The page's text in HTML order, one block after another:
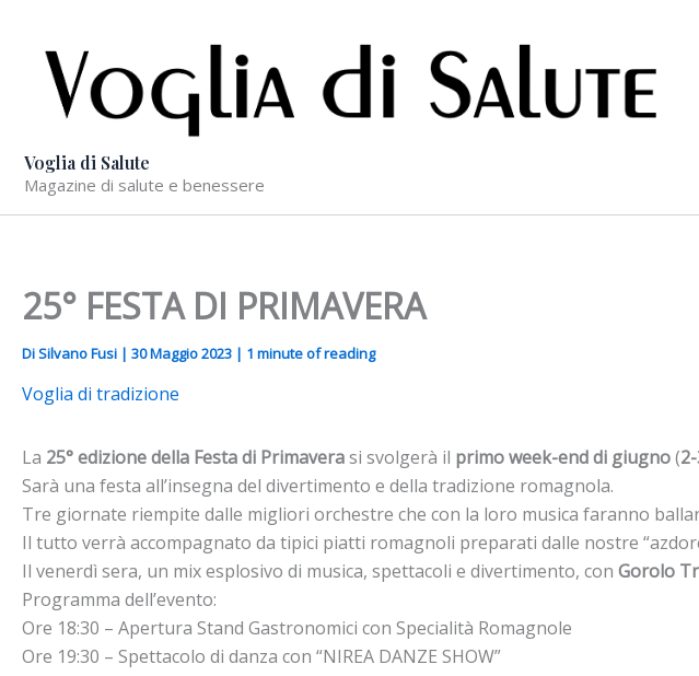
contenuto
Voglia di Salute
Magazine di salute e benessere
25° FESTA DI PRIMAVERA
DiSilvano Fusi | 30 Maggio 2023 | 1 minute of reading
Voglia di tradizione
La 25° edizione della Festa di Primaverasi svolgerà il primo week-end di giugno(
Sarà una festa all’insegna del divertimento e della tradizione romagnola.
Tre giornate riempite dalle migliori orchestre che con la loro musica faranno
Il tutto verrà accompagnato da tipici piatti romagnoli preparati dalle nostre
Il venerdì sera, un mix esplosivo di musica, spettacoli e divertimento, con Gorolo
Programma dell’evento:
Ore 18:30 – Apertura Stand Gastronomici con Specialità Romagnole
Ore 19:30 – Spettacolo di danza con “NIREA DANZE SHOW”